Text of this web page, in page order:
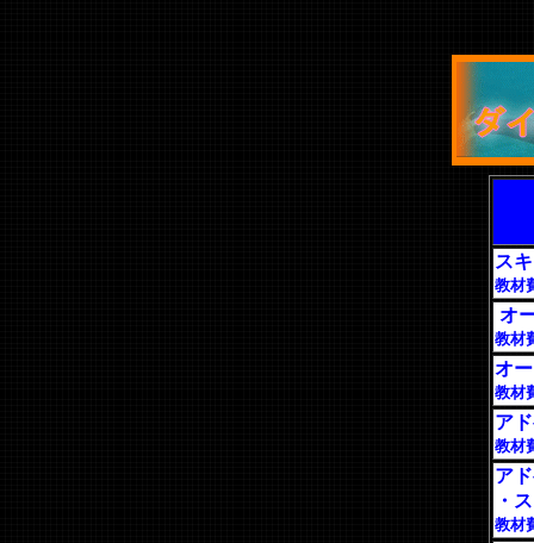
ス
教材
オ
教材
オ
教材
ア
教材
ア
・
教材